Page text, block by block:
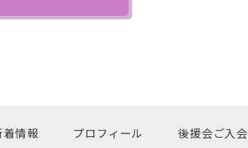
着情報 プロフィール 後援会ご入会